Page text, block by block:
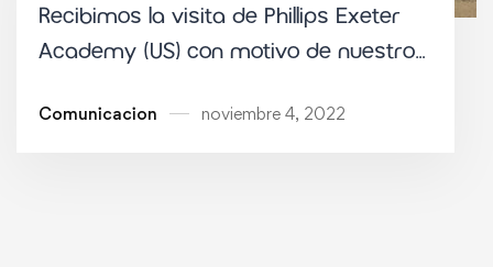
Recibimos la visita de Phillips Exeter
Academy (US) con motivo de nuestro
Comunicacion noviembre 4, 2022